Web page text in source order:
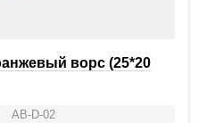
ворс (25*20
AB-D-02